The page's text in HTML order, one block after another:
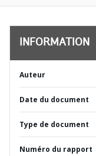
INFORMATION
Auteur
Date du document
Type de document
Numéro du rapport